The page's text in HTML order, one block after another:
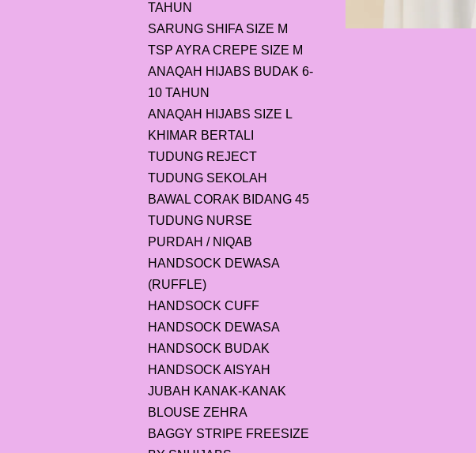
TAHUN
SARUNG SHIFA SIZE M
TSP AYRA CREPE SIZE M
ANAQAH HIJABS BUDAK 6-
10 TAHUN
ANAQAH HIJABS SIZE L
KHIMAR BERTALI
TUDUNG REJECT
TUDUNG SEKOLAH
BAWAL CORAK BIDANG 45
TUDUNG NURSE
PURDAH / NIQAB
HANDSOCK DEWASA
(RUFFLE)
HANDSOCK CUFF
HANDSOCK DEWASA
HANDSOCK BUDAK
HANDSOCK AISYAH
JUBAH KANAK-KANAK
BLOUSE ZEHRA
BAGGY STRIPE FREESIZE